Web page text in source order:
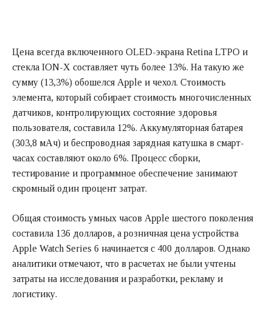
Цена всегда включенного OLED-экрана Retina LTPO и
стекла ION-X составляет чуть более 13%. На такую же
сумму (13,3%) обошелся Apple и чехол. Стоимость
элемента, который собирает стоимость многочисленных
датчиков, контролирующих состояние здоровья
пользователя, составила 12%. Аккумуляторная батарея
(303,8 мАч) и беспроводная зарядная катушка в смарт-
часах составляют около 6%. Процесс сборки,
тестирование и программное обеспечение занимают
скромный один процент затрат.
Общая стоимость умных часов Apple шестого поколения
составила 136 долларов, а розничная цена устройства
Apple Watch Series 6 начинается с 400 долларов. Однако
аналитики отмечают, что в расчетах не были учтены
затраты на исследования и разработки, рекламу и
логистику.